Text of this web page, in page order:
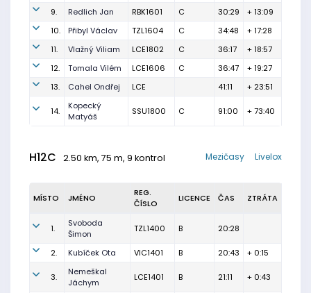
9.
Redlich Jan RBK1601 C 30:29
+ 13:09
10.
Přibyl Václav TZL1604 C 34:48
+ 17:28
11.
Vlažný Viliam LCE1802 C 36:17
+ 18:57
12.
Tomala Vilém LCE1606 C 36:47
+ 19:27
13.
Cahel Ondřej LCE 41:11 + 23:51
14.
Kopecký
Matyáš
SSU1800 C 91:00 + 73:40
H12C 2.50 km, 75 m, 9 kontrol Livelox
Mezičasy
MÍSTO JMÉNO
REG.
ČÍSLO
LICENCE ČAS ZTRÁTA
1.
Svoboda
Šimon
TZL1400 B 20:28
2. Kubíček Ota VIC1401 B 20:43 + 0:15
3.
Nemeškal
Jáchym
LCE1401 B 21:11 + 0:43